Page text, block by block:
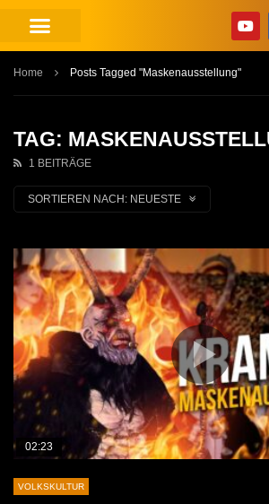
Home Posts Tagged "Maskenausstellung"
TAG:
1 BEITRÄGE
SORTIEREN NACH: NEUESTE
02:23
VOLKSKULTUR